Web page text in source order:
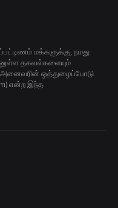
மக்களுக்கு, நமது
தகவல்களையும்
அனைவரின் ஒத்துழைப்போடு
என்ற இந்த